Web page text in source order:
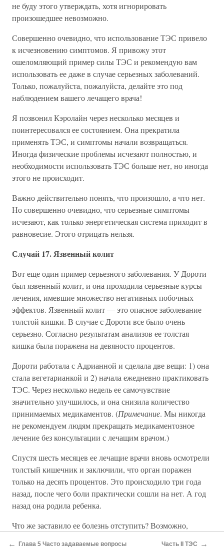
не буду этого утверждать, хотя игнорировать
произошедшее невозможно.
Совершенно очевидно, что использование ТЭС привело
к исчезновению симптомов. Я привожу этот
ошеломляющий пример силы ТЭС и рекомендую вам
использовать ее даже в случае серьезных заболеваний.
Только, пожалуйста, пожалуйста, делайте это под
наблюдением вашего лечащего врача!
Я позвонил Кэролайн через несколько месяцев и
поинтересовался ее состоянием. Она прекратила
применять ТЭС, и симптомы начали возвращаться.
Иногда физические проблемы исчезают полностью, и
необходимости использовать ТЭС больше нет, но иногда
этого не происходит.
Важно действительно понять, что произошло, а что нет.
Но совершенно очевидно, что серьезные симптомы
исчезают, как только энергетическая система приходит в
равновесие. Этого отрицать нельзя.
Случай 17. Язвенный колит
Вот еще один пример серьезного заболевания. У Дороти
был язвенный колит, и она проходила серьезные курсы
лечения, имевшие множество негативных побочных
эффектов. Язвенный колит — это опасное заболевание
толстой кишки. В случае с Дороти все было очень
серьезно. Согласно результатам анализов ее толстая
кишка была поражена на девяносто процентов.
Дороти работала с Адрианной и сделала две вещи: 1) она
стала вегетарианкой и 2) начала ежедневно практиковать
ТЭС. Через несколько недель ее самочувствие
значительно улучшилось, и она снизила количество
принимаемых медикаментов. (Примечание. Мы никогда
не рекомендуем людям прекращать медикаментозное
лечение без консультации с лечащим врачом.)
Спустя шесть месяцев ее лечащие врачи вновь осмотрели
толстый кишечник и заключили, что орган поражен
только на десять процентов. Это происходило три года
назад, после чего боли практически сошли на нет. А год
назад она родила ребенка.
Что же заставило ее болезнь отступить? Возможно,
Трудно сказать наверняка. Люди часто практикуют
← Глава 5 Часто задаваемые вопросы Часть II ТЭС →